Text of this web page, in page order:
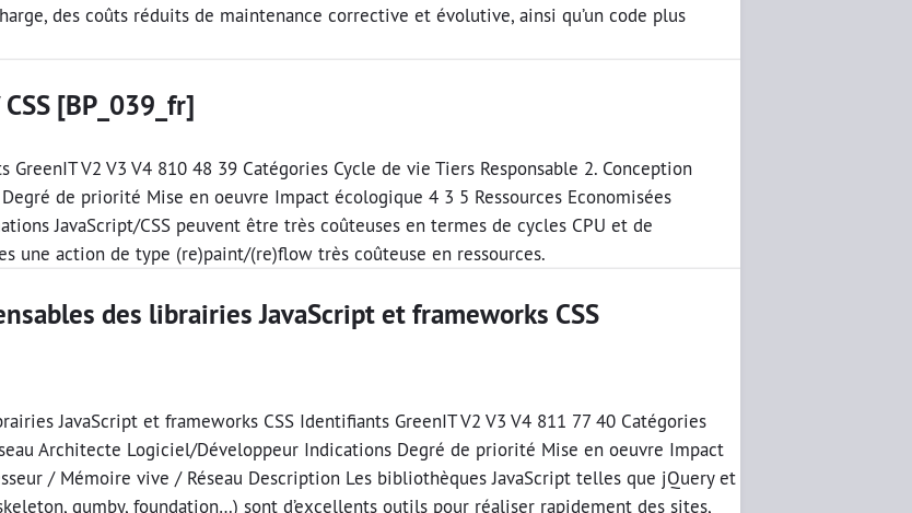
des coûts réduits de maintenance corrective et évolutive, ainsi qu’un code plus
[BP_039_fr]
V2 V3 V4 810 48 39 Catégories Cycle de vie Tiers Responsable 2. Conception
de priorité Mise en oeuvre Impact écologique 4 3 5 Ressources Economisées
JavaScript/CSS peuvent être très coûteuses en termes de cycles CPU et de
une action de type (re)paint/(re)ﬂow très coûteuse en ressources.
des librairies JavaScript et frameworks CSS
JavaScript et frameworks CSS Identifiants GreenIT V2 V3 V4 811 77 40 Catégories
Architecte Logiciel/Développeur Indications Degré de priorité Mise en oeuvre Impact
/ Mémoire vive / Réseau Description Les bibliothèques JavaScript telles que jQuery et
gumby, foundation…) sont d’excellents outils pour réaliser rapidement des sites,